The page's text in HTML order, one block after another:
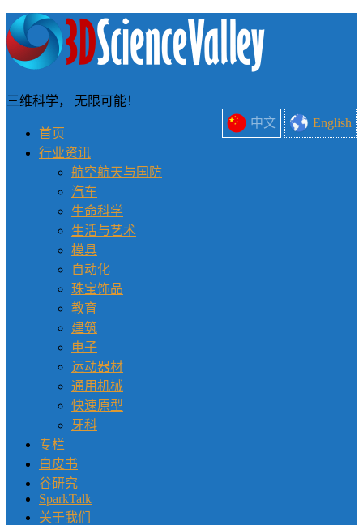
中文 English
三维科学， 无限可能！
首页
行业资讯
航空航天与国防
汽车
生命科学
生活与艺术
模具
自动化
珠宝饰品
教育
建筑
电子
运动器材
通用机械
快速原型
牙科
专栏
白皮书
谷研究
SparkTalk
关于我们